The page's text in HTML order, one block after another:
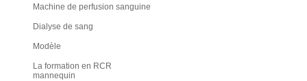
Machine de perfusion sanguine
Dialyse de sang
Modèle
La formation en RCR
mannequin